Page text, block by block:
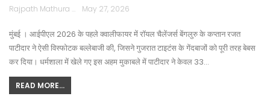
Rajpath Mathura May 27, 2026
मुंबई । आईपीएल 2026 के पहले क्वालीफायर में रॉयल चैलेंजर्स बेंगलुरु के कप्तान रजत
पाटीदार ने ऐसी विस्फोटक बल्लेबाजी की, जिसने गुजरात टाइटंस के गेंदबाजों को पूरी तरह बेबस
कर दिया। धर्मशाला में खेले गए इस अहम मुकाबले में पाटीदार ने केवल 33…
READ MORE...